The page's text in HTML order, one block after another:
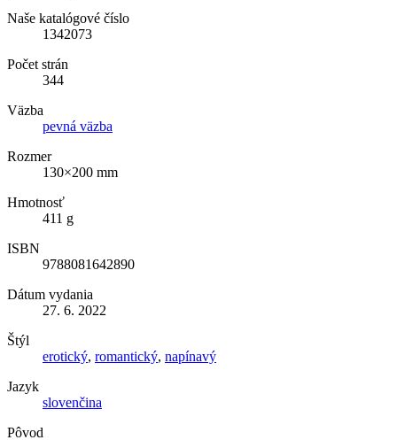
Naše katalógové číslo
1342073
Počet strán
344
Väzba
pevná väzba
Rozmer
130×200 mm
Hmotnosť
411 g
ISBN
9788081642890
Dátum vydania
27. 6. 2022
Štýl
erotický, romantický, napínavý
Jazyk
slovenčina
Pôvod